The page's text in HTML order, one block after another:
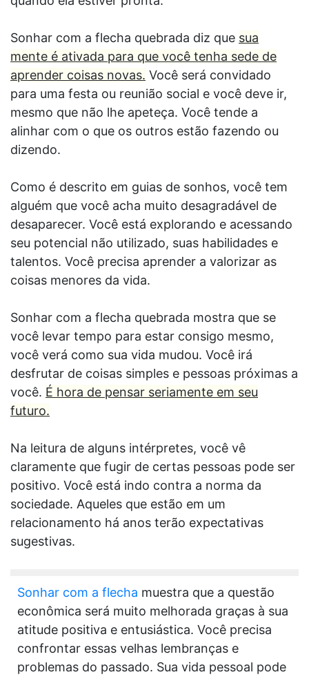
Sonhar com a flecha quebrada diz que sua
mente é ativada para que você tenha sede de
aprender coisas novas. Você será convidado
para uma festa ou reunião social e você deve ir,
mesmo que não lhe apeteça. Você tende a
alinhar com o que os outros estão fazendo ou
dizendo.
Como é descrito em guias de sonhos, você tem
alguém que você acha muito desagradável de
desaparecer. Você está explorando e acessando
seu potencial não utilizado, suas habilidades e
talentos. Você precisa aprender a valorizar as
coisas menores da vida.
Sonhar com a flecha quebrada mostra que se
você levar tempo para estar consigo mesmo,
você verá como sua vida mudou. Você irá
desfrutar de coisas simples e pessoas próximas a
você. É hora de pensar seriamente em seu
futuro.
Na leitura de alguns intérpretes, você vê
claramente que fugir de certas pessoas pode ser
positivo. Você está indo contra a norma da
sociedade. Aqueles que estão em um
relacionamento há anos terão expectativas
sugestivas.
Sonhar com a flecha muestra que a questão
econômica será muito melhorada graças à sua
atitude positiva e entusiástica. Você precisa
confrontar essas velhas lembranças e
problemas do passado. Sua vida pessoal pode